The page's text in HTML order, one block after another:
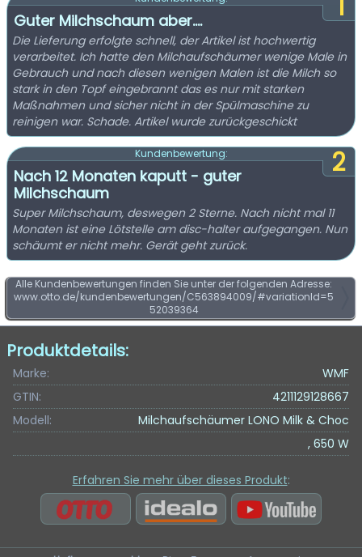
1
Guter Milchschaum aber....
Die Lieferung erfolgte schnell, der Artikel ist hochwertig
verarbeitet. Ich hatte den Milchaufschäumer wenige Male in
Gebrauch und nach diesen wenigen Malen ist die Milch so
stark in den Topf eingebrannt das es nur mit starken
Maßnahmen und sicher nicht in der Spülmaschine zu
reinigen war. Schade. Artikel wurde zurückgeschickt
2
Kundenbewertung:
Nach 12 Monaten kaputt - guter
Milchschaum
Super Milchschaum, deswegen 2 Sterne. Nach nicht mal 11
Monaten ist eine Lötstelle am disc-halter aufgegangen. Nun
schäumt er nicht mehr. Gerät geht zurück.
Alle Kundenbewertungen finden Sie unter der folgenden Adresse:
www.otto.de/kundenbewertungen/C563894009/#variationId=5
52039364
Produktdetails:
Marke:
WMF
GTIN:
4211129128667
Modell:
Milchaufschäumer LONO Milk & Choc
, 650 W
Erfahren Sie mehr über dieses Produkt: